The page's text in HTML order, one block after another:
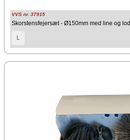
VVS nr. 37915
Skorstensfejersæt - Ø150mm med line og lod
L